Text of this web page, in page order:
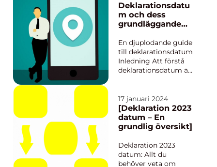
vad det innebär att
vara frilansare, vilka
typer av frilansare
popularitet och
kvantitativa
mätninga...
Deklarationsdatu
m och dess
grundläggande
En djuplodande guide
till deklarationsdatum
Inledning Att förstå
deklarationsdatum är
kan innebära
skillnaden mellan att
undvika onödiga
böter och ha en
deklarationsprocess. I
denna artikel kommer
...
17 januari 2024
[Deklaration 2023
datum – En
grundlig översikt]
Deklaration 2023
datum: Allt du
behöver veta om